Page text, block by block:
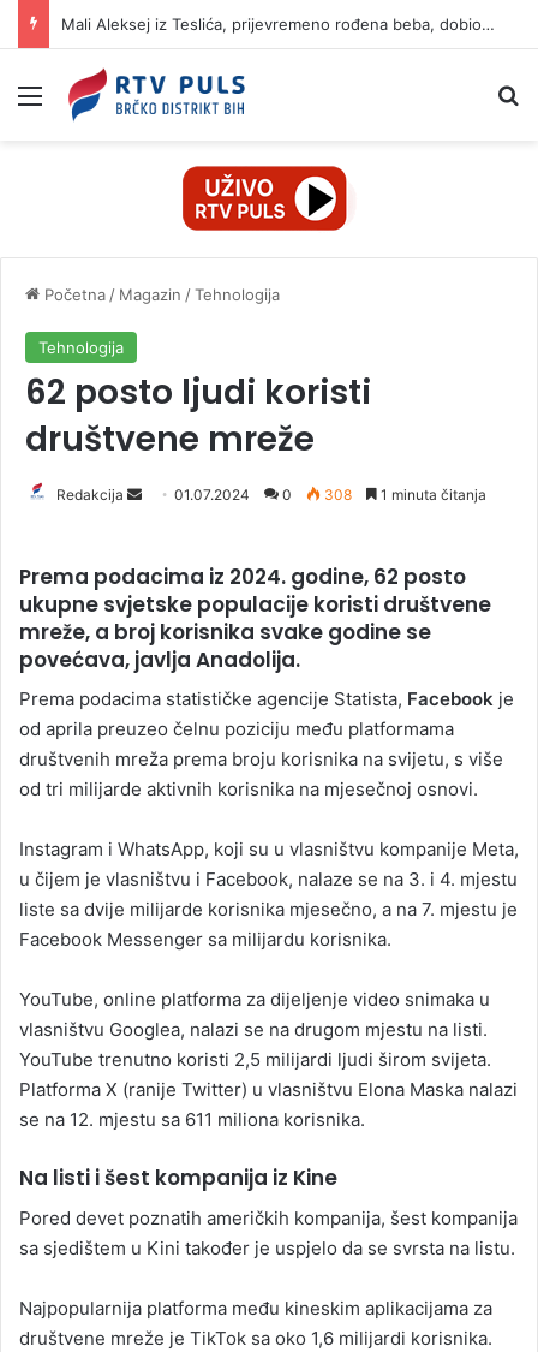
Mali Aleksej iz Teslića, prijevremeno rođena beba, dobio životnu bitku na UKC-u Srpske
Izbornik
Početna / Magazin /Tehnologija
Tehnologija
62 posto ljudi koristi
društvene mreže
Redakcija
d
a
n
e
m
a
i
01.07.2024 0 308 1 minuta čitanja
Prema podacima iz 2024. godine, 62 posto
ukupne svjetske populacije koristi društvene
mreže, a broj korisnika svake godine se
povećava, javlja Anadolija.
Prema podacima statističke agencije Statista, Facebook je
od aprila preuzeo čelnu poziciju među platformama
društvenih mreža prema broju korisnika na svijetu, s više
od tri milijarde aktivnih korisnika na mjesečnoj osnovi.
Instagram i WhatsApp, koji su u vlasništvu kompanije Meta,
u čijem je vlasništvu i Facebook, nalaze se na 3. i 4. mjestu
liste sa dvije milijarde korisnika mjesečno, a na 7. mjestu je
Facebook Messenger sa milijardu korisnika.
YouTube, online platforma za dijeljenje video snimaka u
vlasništvu Googlea, nalazi se na drugom mjestu na listi.
YouTube trenutno koristi 2,5 milijardi ljudi širom svijeta.
Platforma X (ranije Twitter) u vlasništvu Elona Maska nalazi
se na 12. mjestu sa 611 miliona korisnika.
Na listi i šest kompanija iz Kine
Pored devet poznatih američkih kompanija, šest kompanija
sa sjedištem u Kini također je uspjelo da se svrsta na listu.
Najpopularnija platforma među kineskim aplikacijama za
društvene mreže je TikTok sa oko 1,6 milijardi korisnika.